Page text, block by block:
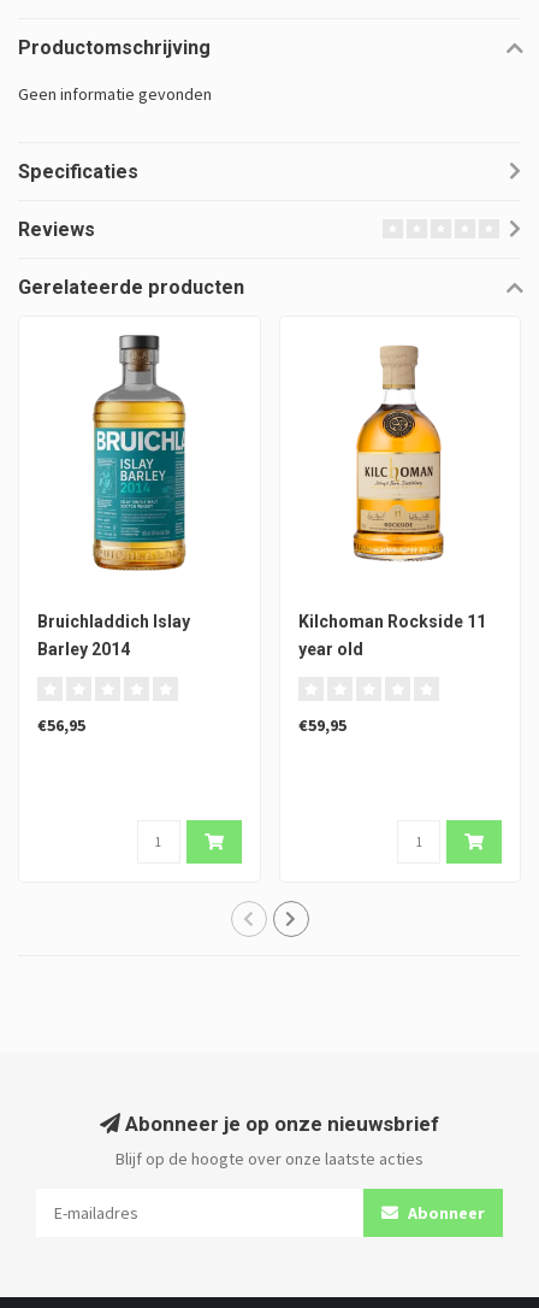
Productomschrijving
Geen informatie gevonden
Specificaties
Reviews
Gerelateerde producten
Bruichladdich Islay
Barley 2014
€56,95
Kilchoman Rockside 11
year old
€59,95
Abonneer je op onze nieuwsbrief
Blijf op de hoogte over onze laatste acties
Abonneer